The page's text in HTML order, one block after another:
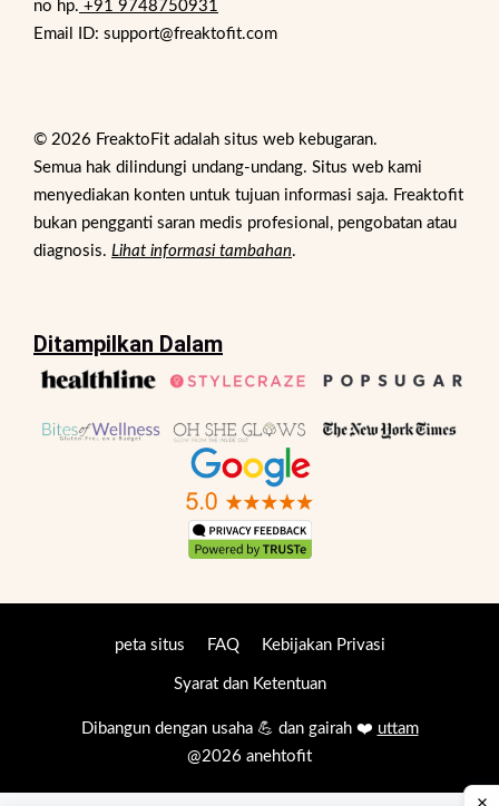
no hp. +91 9748750931
Email ID: support@freaktofit.com
© 2026 FreaktoFit adalah situs web kebugaran.
Semua hak dilindungi undang-undang. Situs web kami
menyediakan konten untuk tujuan informasi saja. Freaktofit
bukan pengganti saran medis profesional, pengobatan atau
diagnosis. Lihat informasi tambahan.
Ditampilkan Dalam
peta situs FAQ Kebijakan Privasi
Syarat dan Ketentuan
Dibangun dengan usaha 💪 dan gairah ❤️ uttam
@2026 anehtofit